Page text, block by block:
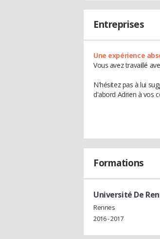
Entreprises
Une expérience
Vous avez travaillé
N'hésitez pas à lui
d'abord Adrien à vos
Formations
Université De
Rennes
2016 - 2017